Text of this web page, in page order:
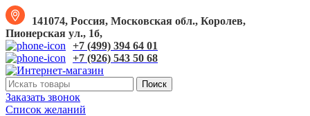
141074, Россия, Московская обл., Королев,
Пионерская ул., 1б,
+7 (499) 394 64 01
+7 (926) 543 50 68
Поиск
Заказать звонок
Список желаний